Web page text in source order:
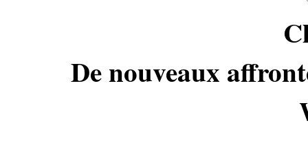
De nouveaux